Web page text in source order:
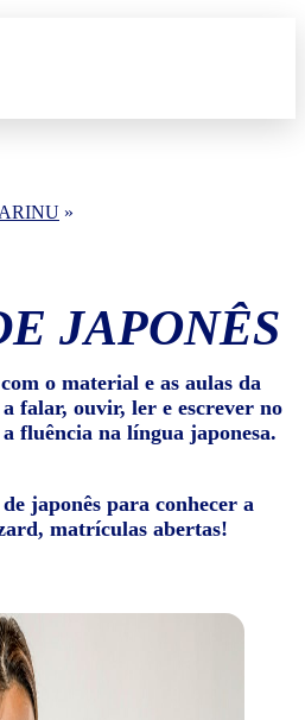
»
JAPONÊS
o material e as aulas da
falar, ouvir, ler e escrever no
fluência na língua japonesa.
japonês para conhecer a
matrículas abertas!